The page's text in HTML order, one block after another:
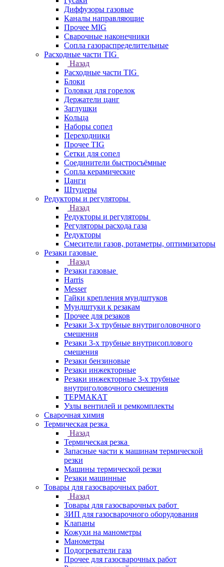
Диффузоры газовые
Каналы направляющие
Прочее MIG
Сварочные наконечники
Сопла газораспределительные
Расходные части TIG
Назад
Расходные части TIG
Блоки
Головки для горелок
Держатели цанг
Заглушки
Кольца
Наборы сопел
Переходники
Прочее TIG
Сетки для сопел
Соединители быстросъёмные
Сопла керамические
Цанги
Штуцеры
Редукторы и регуляторы
Назад
Редукторы и регуляторы
Регуляторы расхода газа
Редукторы
Смесители газов, ротаметры, оптимизаторы
Резаки газовые
Назад
Резаки газовые
Harris
Messer
Гайки крепления мундштуков
Мундштуки к резакам
Прочее для резаков
Резаки 3-х трубные внутриголовочного
смешения
Резаки 3-х трубные внутрисоплового
смешения
Резаки бензиновые
Резаки инжекторные
Резаки инжекторные 3-х трубные
внутриголовочного смешения
ТЕРМАКАТ
Узлы вентилей и ремкомплекты
Сварочная химия
Термическая резка
Назад
Термическая резка
Запасные части к машинам термической
резки
Машины термической резки
Резаки машинные
Товары для газосварочных работ
Назад
Товары для газосварочных работ
ЗИП для газосварочного оборудования
Клапаны
Кожухи на манометры
Манометры
Подогреватели газа
Прочее для газосварочных работ